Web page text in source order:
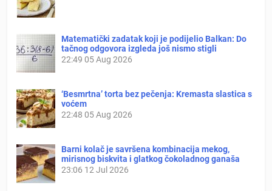
Matematički zadatak koji je podijelio Balkan: Do
tačnog odgovora izgleda još nismo stigli
22:49 05 Aug 2026
‘Besmrtna’ torta bez pečenja: Kremasta slastica s
voćem
22:48 05 Aug 2026
Barni kolač je savršena kombinacija mekog,
mirisnog biskvita i glatkog čokoladnog ganaša
23:06 12 Jul 2026